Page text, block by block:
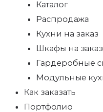
Каталог
Распродажа
Кухни на заказ
Шкафы на заказ
Гардеробные
Модульные
Как заказать
Портфолио